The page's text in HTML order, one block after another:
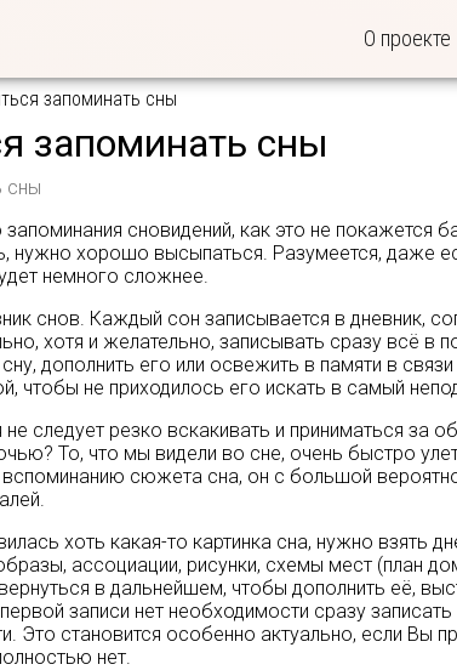
О проекте
запоминать сны
запоминать сны
сны
сновидений, как это не покажется
нужно хорошо высыпаться. Разумеется, даже
немного сложнее.
снов. Каждый сон записывается в дневник,
хотя и желательно, записывать сразу всё
дополнить его или освежить в памяти в
чтобы не приходилось его искать в самый
следует резко вскакивать и приниматься
То, что мы видели во сне, очень быстро
сюжета сна, он с большой
хоть какая-то картинка сна, нужно взять
ассоциации, рисунки, схемы мест (план
в дальнейшем, чтобы дополнить её,
записи нет необходимости сразу
Это становится особенно актуально, если Вы
нет.